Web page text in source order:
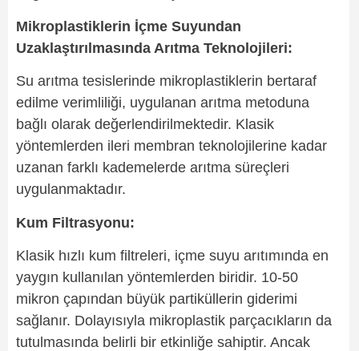
Mikroplastiklerin İçme Suyundan
Uzaklaştırılmasında Arıtma Teknolojileri:
Su arıtma tesislerinde mikroplastiklerin bertaraf
edilme verimliliği, uygulanan arıtma metoduna
bağlı olarak değerlendirilmektedir. Klasik
yöntemlerden ileri membran teknolojilerine kadar
uzanan farklı kademelerde arıtma süreçleri
uygulanmaktadır.
Kum Filtrasyonu:
Klasik hızlı kum filtreleri, içme suyu arıtımında en
yaygın kullanılan yöntemlerden biridir. 10-50
mikron çapından büyük partiküllerin giderimi
sağlanır. Dolayısıyla mikroplastik parçacıkların da
tutulmasında belirli bir etkinliğe sahiptir. Ancak